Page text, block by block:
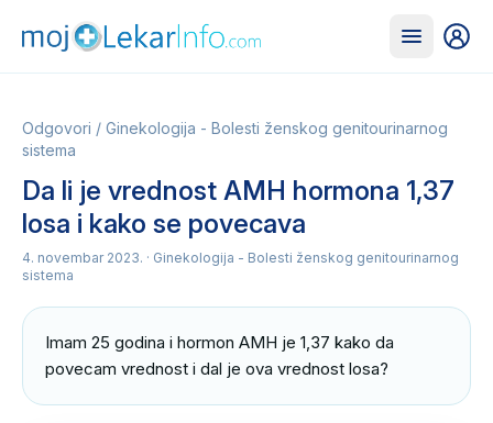
Odgovori / Ginekologija - Bolesti ženskog genitourinarnog
sistema
Da li je vrednost AMH hormona 1,37
losa i kako se povecava
4. novembar 2023. · Ginekologija - Bolesti ženskog genitourinarnog
sistema
Imam 25 godina i hormon AMH je 1,37 kako da
povecam vrednost i dal je ova vrednost losa?